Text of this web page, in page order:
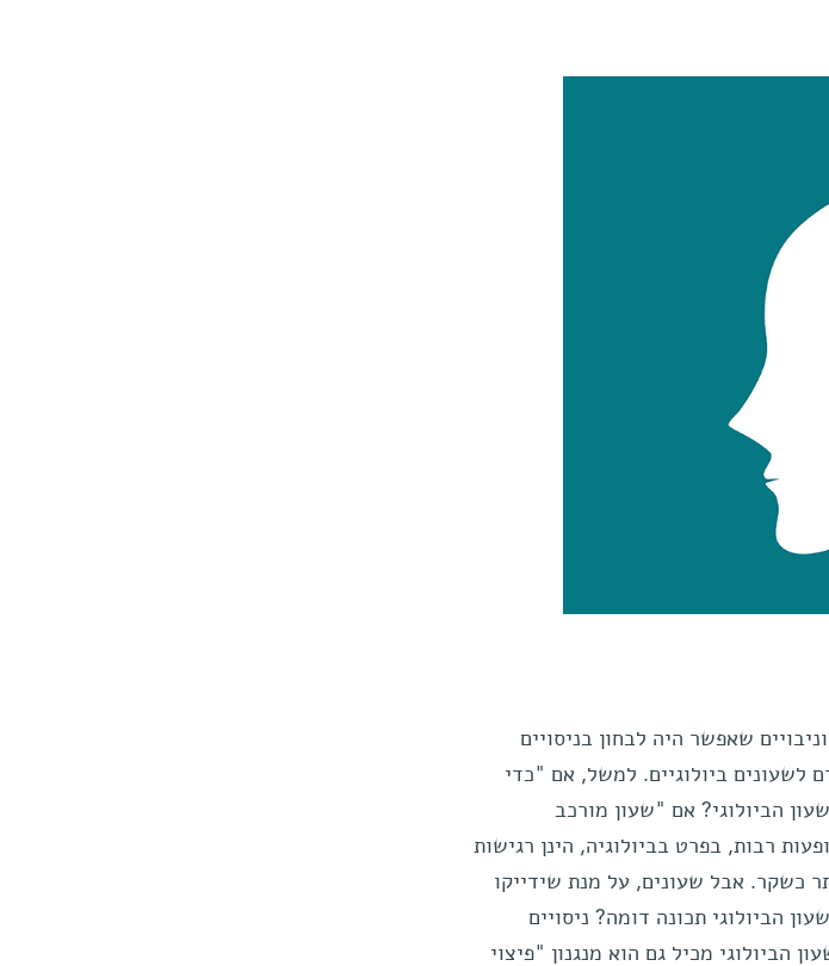
שאפשר היה לבחון בניסויים
ביולוגיים. למשל, אם "כדי
הביולוגי? אם "שעון מורכב
רבות, בפרט בביולוגיה, הינן רגישות
כשקר. אבל שעונים, על מנת שידייקו
הביולוגי תכונה דומה? ניסויים
מכיל גם הוא מנגנון "פיצוי